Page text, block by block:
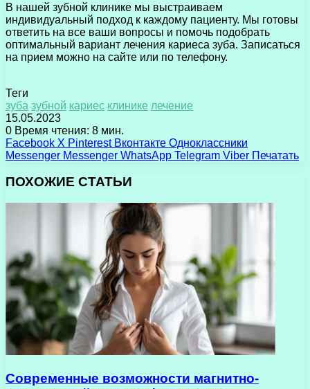
В нашей зубной клинике мы выстраиваем
индивидуальный подход к каждому пациенту. Мы готовы
ответить на все ваши вопросы и помочь подобрать
оптимальный вариант лечения кариеса зуба. Записаться
на прием можно на сайте или по телефону.
Теги
зуба зубной кариес клинике лечение
15.05.2023
0 Время чтения: 8 мин.
Facebook X Pinterest Вконтакте Одноклассники
Messenger Messenger WhatsApp Telegram Viber Печатать
ПОХОЖИЕ СТАТЬИ
Современные возможности магнитно-